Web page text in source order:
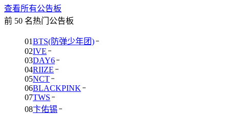
查看所有公告板
前 50 名热门公告板
01BTS(防弹少年团)
02IVE
03DAY6
04RIIZE
05NCT
06BLACKPINK
07TWS
08卞佑锡